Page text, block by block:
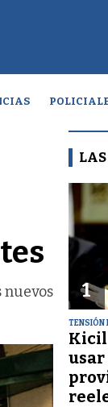
nuevos 1
TENSIÓN
usar